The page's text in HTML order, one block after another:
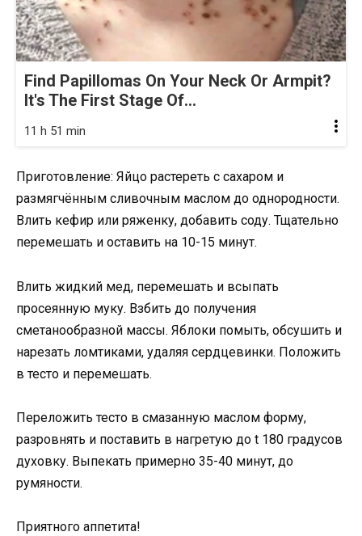
Find Papillomas On Your Neck Or Armpit?
It's The First Stage Of...
11 h 51 min
Приготовление: Яйцо растереть с сахаром и
размягчённым сливочным маслом до однородности.
Влить кефир или ряженку, добавить соду. Тщательно
перемешать и оставить на 10-15 минут.
Влить жидкий мед, перемешать и всыпать
просеянную муку. Взбить до получения
сметанообразной массы. Яблоки помыть, обсушить и
нарезать ломтиками, удаляя сердцевинки. Положить
в тесто и перемешать.
Переложить тесто в смазанную маслом форму,
разровнять и поставить в нагретую до t 180 градусов
духовку. Выпекать примерно 35-40 минут, до
румяности.
Приятного аппетита!